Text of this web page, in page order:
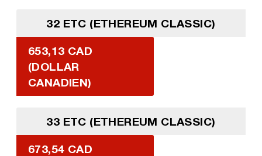
32 ETC (ETHEREUM CLASSIC)
653,13 CAD
(DOLLAR
CANADIEN)
33 ETC (ETHEREUM CLASSIC)
673,54 CAD